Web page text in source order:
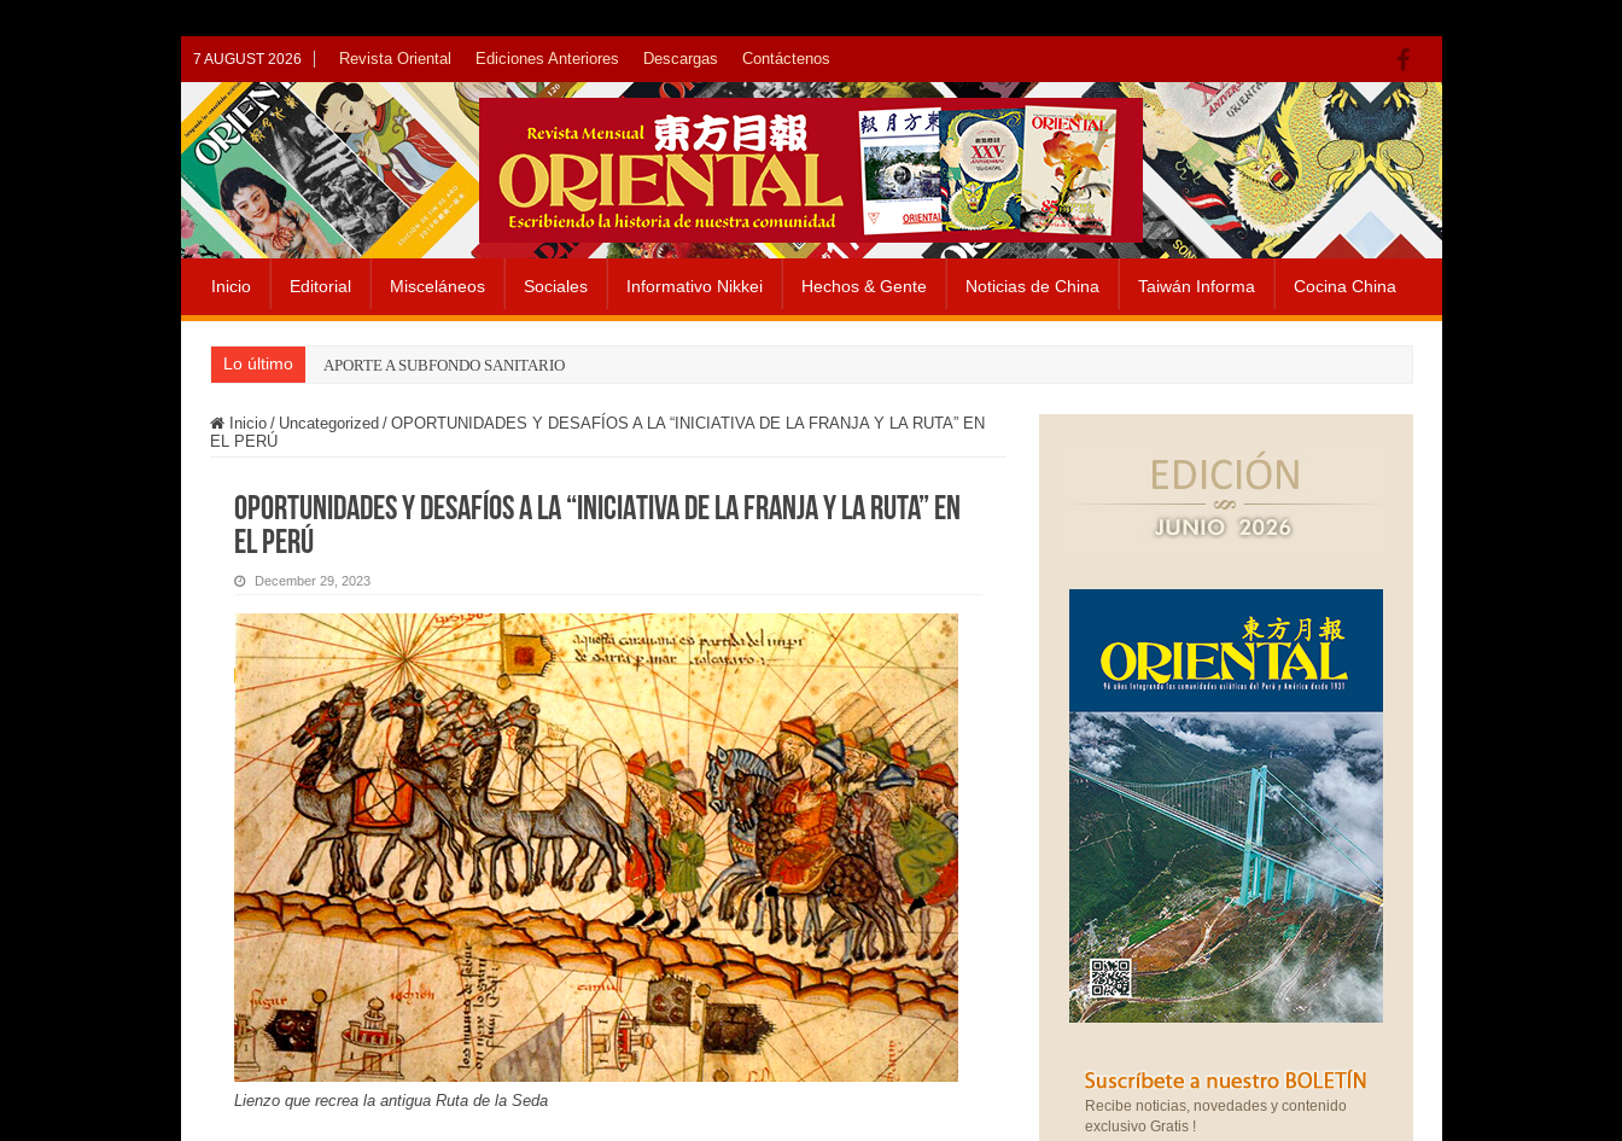
7 AUGUST 2026 Revista Oriental Ediciones Anteriores Descargas Contáctenos
Inicio Editorial Misceláneos Sociales Informativo Nikkei Hechos & Gente Noticias de China Taiwán Informa Cocina China
Lo último APORTE A SUBFONDO SANITARIO
Inicio / Uncategorized / OPORTUNIDADES Y DESAFÍOS A LA “INICIATIVA DE LA FRANJA Y LA RUTA” EN
EL PERÚ
OPORTUNIDADES Y DESAFÍOS A LA “INICIATIVA DE LA FRANJA Y LA RUTA” EN
EL PERÚ
December 29, 2023
Lienzo que recrea la antigua Ruta de la Seda
Recibe noticias, novedades y contenido
exclusivo Gratis !